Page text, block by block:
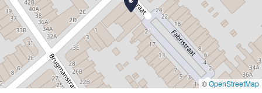
©OpenStreetMap